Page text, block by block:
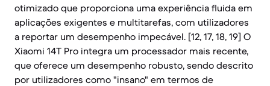
otimizado que proporciona uma experiência fluida em
aplicações exigentes e multitarefas, com utilizadores
a reportar um desempenho impecável. [12, 17, 18, 19] O
Xiaomi 14T Pro integra um processador mais recente,
que oferece um desempenho robusto, sendo descrito
por utilizadores como "insano" em termos de